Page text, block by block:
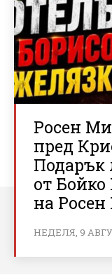
Росен
пред
Подарък
от Бойко
на
НЕДЕЛЯ, 9